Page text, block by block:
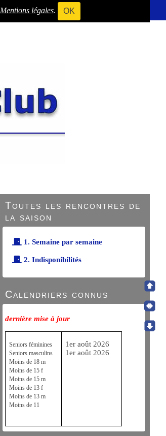
Mentions légales. OK
Toutes les rencontres de
la saison
1. Semaine par semaine
2. Indisponibilités
Calendriers connus
dernière mise à jour
Seniors féminines
Seniors masculins
Moins de 18 m
Moins de 15 f
Moins de 15 m
Moins de 13 f
Moins de 13 m
Moins de 11
1er août 2026
1er août 2026